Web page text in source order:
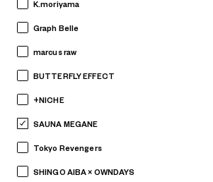
K.moriyama
Graph Belle
marcus raw
BUTTERFLY EFFECT
+NICHE
SAUNA MEGANE
Tokyo Revengers
SHINGO AIBA × OWNDAYS